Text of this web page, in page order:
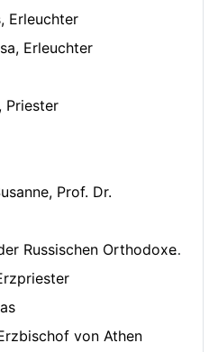
Erleuchter
Erleuchter
Priester
Prof. Dr.
Orthodoxen Kirche
von Athen